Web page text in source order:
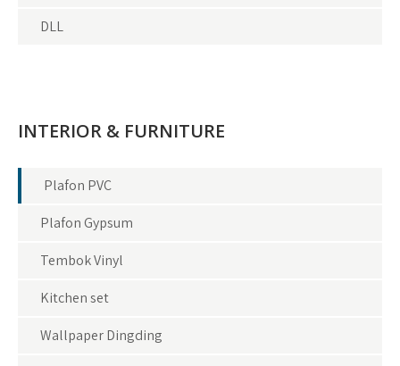
DLL
INTERIOR & FURNITURE
Plafon PVC
Plafon Gypsum
Tembok Vinyl
Kitchen set
Wallpaper Dingding